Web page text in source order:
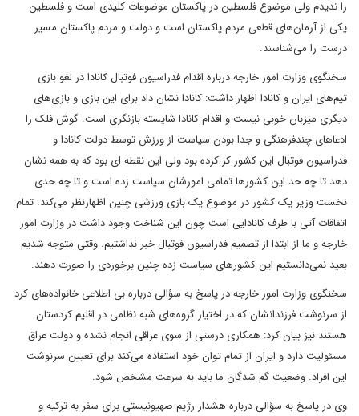
را ندیدم ولی موضوع فلسطین در پاکستان موضوعات کلیدی است و فلسطین
یکی از آرمان‌های قطعی مردم پاکستان است و دولت و مردم پاکستان مسیر
درست را می‌شناسند.
سخنگوی وزارت امور خارجه درباره اقدام فدراسیون فوتبال کانادا در لغو بازی
تیم‌های ایران و کانادا اظهار داشت: کانادا نشان داد برای این بازی و بازی‌های
دیگری میزبان خوبی نیست و اقدام کانادا شایسته بازنگری است. گوش فلک را
ادعاهای چندفرهنگی و جدا بودن سیاست از ورزش توسط دولت کانادا و
فدراسیون فوتبال این کشور کر کرده بود ولی این نقطه ای بود که به همه نشان
دهد تا چه حد این کشورها تمامی امورشان سیاست زده است و تا چه حدی
نخست وزیر یک کشور در موضوع یک بازی ورزشی چنین اظهارنظر می‌‌کند. تمام
اتفاقات آتی با طرف کانادایی است چون این شناخت وجود داشت در وزارت امور
خارجه و ما از ابتدا از تصمیم فدراسیون فوتبال خبر نداشتیم. وقتی متوجه شدیم
بعید نمی‌دانستیم این کشورهای سیاست زده چنین برخوردی را صورت دهند.
سخنگوی وزارت امور خارجه در پاسخ به سؤالی درباره بی اطلاعی خانواده‌های کرد
از سرنوشت فرزندانشان که در اختیار گروه‌های شبه نظامی در اقلیم کردستان
هستند نیز بیان کرد: همکاری درستی از سوی عراقی انجام نشده و دولت عراق
مسئولیت دارد و ایران از تمام توان خود استفاده می‌کند برای تعیین سرنوشت
این افراد. وضعیت گم شدگان ما باید به سرعت مشخص شود.
وی در پاسخ به سؤالی درباره هشدار رژیم صهیونیستی برای سفر به ترکیه و